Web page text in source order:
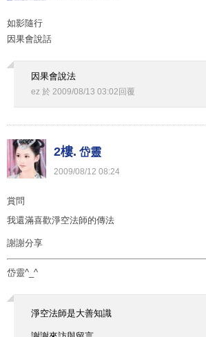
如影隨行
因果會說話
因果會說法
ez 於 2009/08/13 03:02 回覆
2樓. 岱靈
2009/08/12 08:24
賞問
我還滿喜歡淨空法師的傳法
謝謝分享
岱靈^_^
淨空法師是大善知識